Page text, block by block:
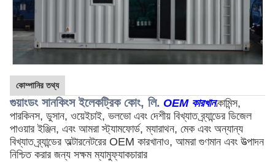
কোম্পানির তথ্য
গুয়াংডং সানকিংস ইলেকট্রিক কোং, লি. OEM কারখানাকামিন্স,
পারকিনস, ডুসান, ওয়েইচাই, ভলভো এবং দেশীয় বিখ্যাত ব্র্যান্ডের ডিজেল
পাওয়ার ইঞ্জিন, এবং আমরা স্ট্যামফোর্ড, ম্যারাথন, মেক এবং অন্যান্য
বিখ্যাত ব্র্যান্ডের অল্টারনেটরের OEM কারখানাও, আমরা গুণমান এবং উত্পাদন
নিশ্চিত করার জন্য সক্ষম ম্যামুফ্যাকচারার